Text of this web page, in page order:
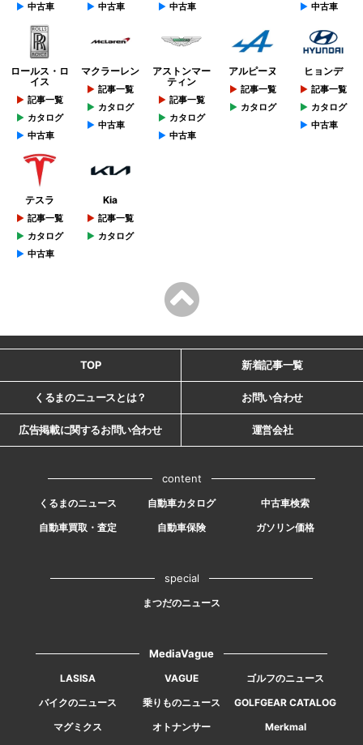
中古車
中古車
中古車
中古車
ロールス・ロ
イス
記事一覧
カタログ
中古車
マクラーレン
記事一覧
カタログ
中古車
アストンマー
ティン
記事一覧
カタログ
中古車
アルピーヌ
記事一覧
カタログ
ヒョンデ
記事一覧
カタログ
中古車
テスラ
記事一覧
カタログ
中古車
Kia
記事一覧
カタログ
TOP 新着記事一覧
くるまのニュースとは？ お問い合わせ
広告掲載に関するお問い合わせ 運営会社
content
くるまのニュース 自動車カタログ
中古車検索
自動車買取・査定
自動車保険 ガソリン価格
special
まつだのニュース
MediaVague
LASISA VAGUE
ゴルフのニュース
バイクのニュース
乗りものニュース
GOLFGEAR CATALOG
マグミクス
オトナンサー Merkmal